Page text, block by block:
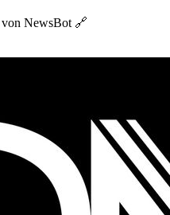
NewsBot 🔗